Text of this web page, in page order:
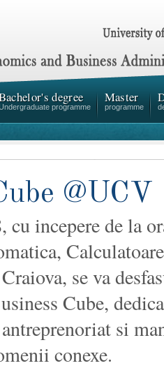
degree
programme
Master
programme
@UCV
incepere de la
se va
Cube,
si
conexe.